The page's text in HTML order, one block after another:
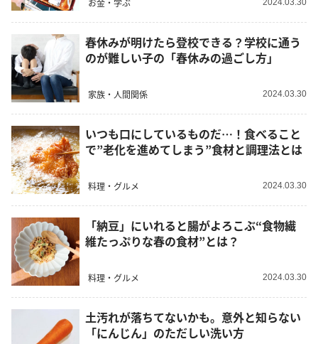
春休みが明けたら登校できる？学校に通う
のが難しい子の「春休みの過ごし方」
家族・人間関係 2024.03.30
いつも口にしているものだ…！食べること
で”老化を進めてしまう”食材と調理法とは
料理・グルメ 2024.03.30
「納豆」にいれると腸がよろこぶ“食物繊
維たっぷりな春の食材”とは？
料理・グルメ 2024.03.30
土汚れが落ちてないかも。意外と知らない
「にんじん」のただしい洗い方